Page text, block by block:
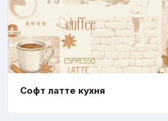
Софт латте кухня